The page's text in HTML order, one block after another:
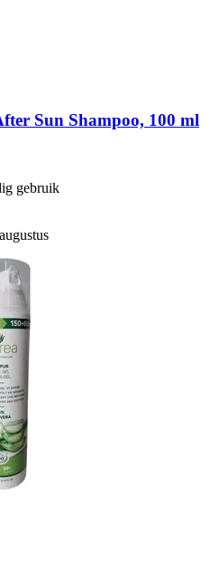
Sun Shampoo, 100 ml
gebruik